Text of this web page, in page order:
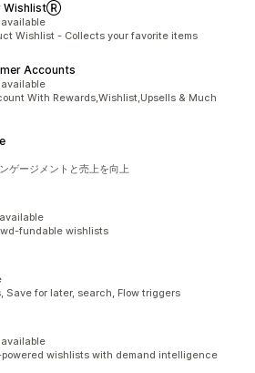
WishlistⓇ
Wishlist - Collects your favorite items
Accounts
With Rewards,Wishlist,Upsells & Much
ゲージメントと売上を向上
fundable wishlists
Save for later, search, Flow triggers
powered wishlists with demand intelligence